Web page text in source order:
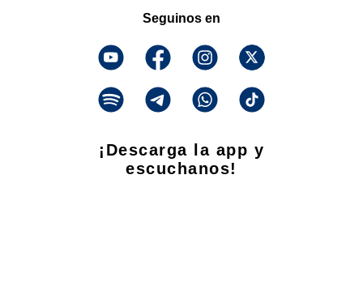
Seguinos en
¡Descarga la app y
escuchanos!